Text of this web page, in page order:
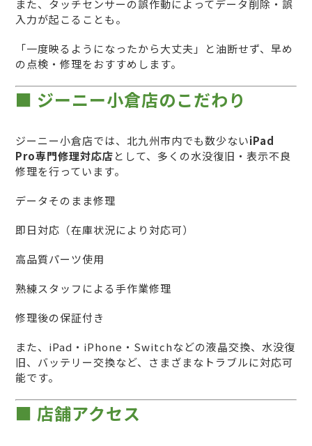
また、タッチセンサーの誤作動によってデータ削除・誤
入力が起こることも。
「一度映るようになったから大丈夫」と油断せず、早め
の点検・修理をおすすめします。
■ ジーニー小倉店のこだわり
ジーニー小倉店では、北九州市内でも数少ないiPad
Pro専門修理対応店として、多くの水没復旧・表示不良
修理を行っています。
データそのまま修理
即日対応（在庫状況により対応可）
高品質パーツ使用
熟練スタッフによる手作業修理
修理後の保証付き
また、iPad・iPhone・Switchなどの液晶交換、水没復
旧、バッテリー交換など、さまざまなトラブルに対応可
能です。
■ 店舗アクセス